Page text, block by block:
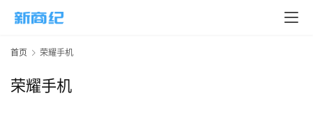
商
首页 荣耀手机
荣耀手机